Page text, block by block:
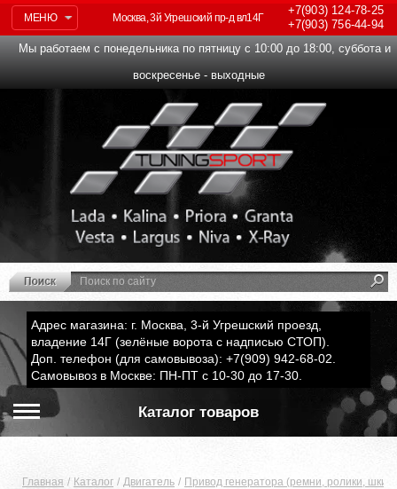
МЕНЮ
+7(903)124-78-25
+7(903)756-44-94
Москва, 3й Угрешский пр-д вл14Г
Мы работаем с понедельника по пятницу с 10:00 до 18:00, суббота и
воскресенье - выходные
Адрес магазина: г. Москва, 3-й Угрешский проезд,
владение 14Г (зелёные ворота с надписью СТОП).
Доп. телефон (для самовывоза): +7(909) 942-68-02.
Самовывоз в Москве: ПН-ПТ с 10-30 до 17-30.
Каталог товаров
Главная Каталог Двигатель Привод генератора (ремни, ролики,